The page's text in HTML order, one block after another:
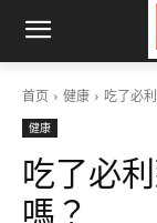
首页 健康 吃了必
健康
吃了必
嗎？